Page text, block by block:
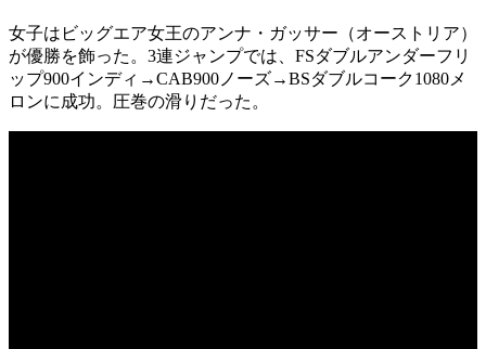
女子はビッグエア女王のアンナ・ガッサー（オーストリア）
が優勝を飾った。3連ジャンプでは、FSダブルアンダーフリ
ップ900インディ→CAB900ノーズ→BSダブルコーク1080メ
ロンに成功。圧巻の滑りだった。